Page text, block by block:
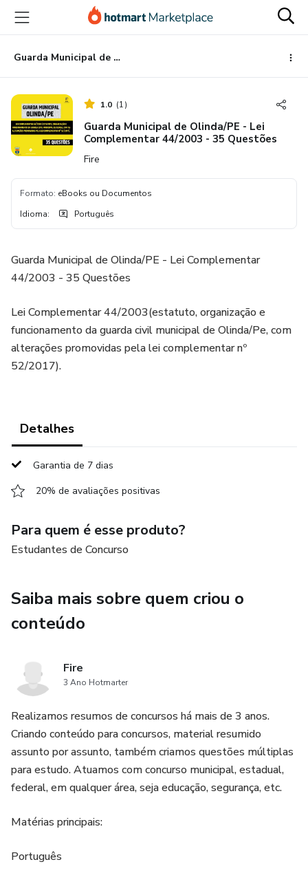
para
conteúdo
principal
para
pagamento
para
rodapé
Guarda Municipal de Olinda/PE - Lei Complementar 44/2003 - 35 Questões
1.0 (1)
Guarda Municipal de Olinda/PE - Lei
Complementar 44/2003 - 35 Questões
Fire
Formato: eBooks ou Documentos
Idioma: Português
Guarda Municipal de Olinda/PE - Lei Complementar
44/2003 - 35 Questões
Lei Complementar 44/2003(estatuto, organização e
funcionamento da guarda civil municipal de Olinda/Pe, com
alterações promovidas pela lei complementar nº
52/2017).
Detalhes
Garantia de 7 dias
20% de avaliações positivas
Para quem é esse produto?
Estudantes de Concurso
Saiba mais sobre quem criou o
conteúdo
Fire
3 Ano Hotmarter
Realizamos resumos de concursos há mais de 3 anos.
Criando conteúdo para concursos, material resumido
assunto por assunto, também criamos questões múltiplas
para estudo. Atuamos com concurso municipal, estadual,
federal, em qualquer área, seja educação, segurança, etc.
Matérias principais:
Português